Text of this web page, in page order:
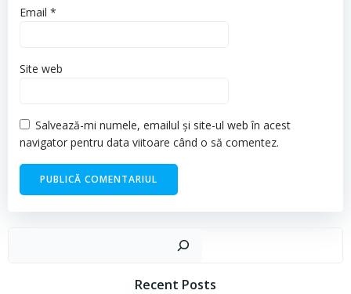
Email *
Site web
Salvează-mi numele, emailul și site-ul web în acest
navigator pentru data viitoare când o să comentez.
Recent Posts